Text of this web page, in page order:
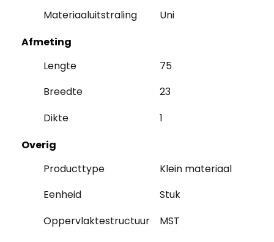
Materiaaluitstraling
Uni
Afmeting
Lengte
75
Breedte
23
Dikte
1
Overig
Producttype
Klein materiaal
Eenheid
Stuk
Oppervlaktestructuur
MST